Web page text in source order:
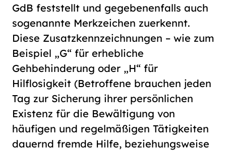
GdB feststellt und gegebenenfalls auch
sogenannte Merkzeichen zuerkennt.
Diese Zusatzkennzeichnungen – wie zum
Beispiel „G“ für erhebliche
Gehbehinderung oder „H“ für
Hilflosigkeit (Betroffene brauchen jeden
Tag zur Sicherung ihrer persönlichen
Existenz für die Bewältigung von
häufigen und regelmäßigen Tätigkeiten
dauernd fremde Hilfe, beziehungsweise